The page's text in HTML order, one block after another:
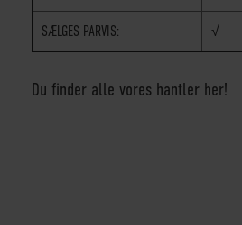
SÆLGES PARVIS: √
Du finder alle vores hantler her!